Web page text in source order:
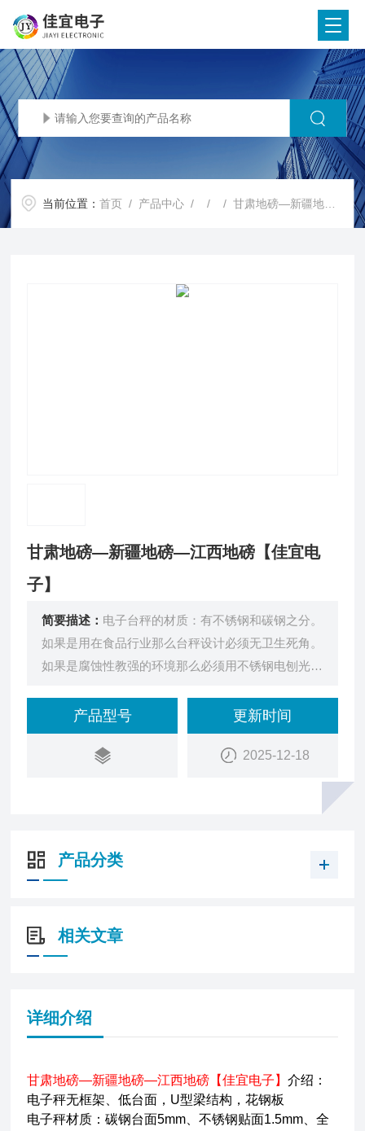
当前位置：首页 / 产品中心 / / / 甘肃地磅—新疆地磅—江西地磅【佳宜电子】
甘肃地磅—新疆地磅—江西地磅【佳宜电
子】
简要描述： 电子台秤的材质：有不锈钢和碳钢之分。
如果是用在食品行业那么台秤设计必须无卫生死角。
如果是腐蚀性教强的环境那么必须用不锈钢电刨光处
产品型号 更新时间
2025-12-18
产品分类
相关文章
详细介绍
甘肃地磅—新疆地磅—江西地磅【佳宜电子】介绍：
电子秤无框架、低台面，U型梁结构，花钢板
电子秤材质：碳钢台面5mm、不锈钢贴面1.5mm、全